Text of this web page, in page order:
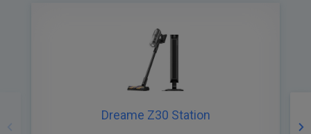
Dreame Z30 Station